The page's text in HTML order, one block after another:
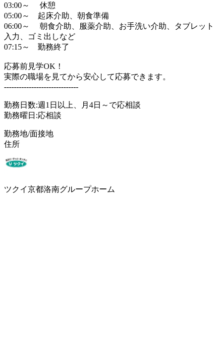
03:00～ 休憩
05:00～ 起床介助、朝食準備
06:00～ 朝食介助、服薬介助、お手洗い介助、タブレット
入力、ゴミ出しなど
07:15～ 勤務終了
応募前見学OK！
実際の職場を見てから安心して応募できます。
------------------------------
勤務日数:週1日以上、月4日～で応相談
勤務曜日:応相談
勤務地/面接地
住所
ツクイ京都洛南グループホーム